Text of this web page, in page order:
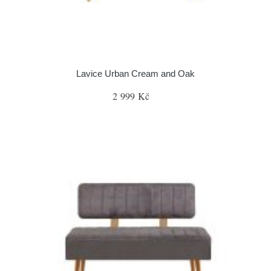
Lavice Urban Cream and Oak
2 999 Kč